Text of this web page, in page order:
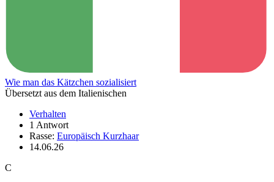
Wie man das Kätzchen sozialisiert
Übersetzt aus dem Italienischen
Verhalten
1 Antwort
Rasse: Europäisch Kurzhaar
14.06.26
C